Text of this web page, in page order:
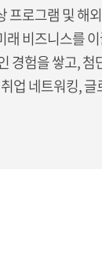
로그램 및 해
비즈니스를
경험을 쌓고, 첨
업 네트워킹,